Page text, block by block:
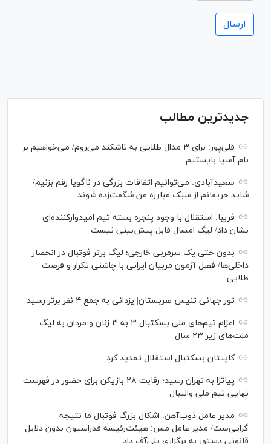
جدیدترین مطالب
قلی‌پور: برای ۳ مدال طلایی به تاشکند می‌روم/ می‌خواهیم بر
بام آسیا بایستیم
سعیدآبادی: می‌توانیم اتفاقات بزرگی در ناگویا رقم بزنیم/
شاید حریفانم از سبک مبارزه من شگفت‌زده شوند
فریبا: استقلال با وجود پنجره بسته تیم امیدوارکننده‌ای
نشان داد/ لیگ امسال قابل پیش‌بینی نیست
بدون حتی یک سرمربی خارجی؛ لیگ برتر فوتبال در انحصار
داخلی‌ها/ فصل آزمون مربیان ایرانی با چاشنی تکرار و فرصت
طلایی
تور جهانی تنیس صربستان| یزدانی به جمع ۴ نفر برتر رسید
اعزام تیم‌های ملی بسکتبال ۳ به ۳ زنان و مردان به لیگ
ملت‌های زیر ۲۳ سال
کاپیتان بسکتبال استقلال تمدید کرد
پیاتزا به تهران رسید؛ رقابت ۲۸ بازیکن برای حضور در فهرست
نهایی تیم ملی والیبال
مدیر عامل ذوب‌آهن: اشکال بزرگ فوتبال ما نتیجه
گرایی‌ست/ مدیر عامل مس: هیئت‌رئیسه فدراسیون بدون دلایل
قانونی دستور به برگزاری پلی‌آف داد